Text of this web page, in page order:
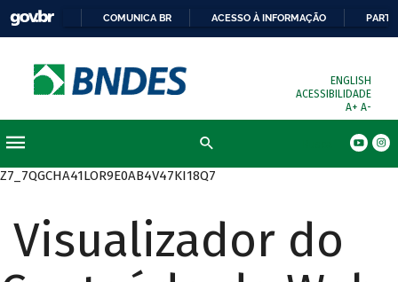
COMUNICA BR ACESSO À INFORMAÇÃO
ENGLISH
ACESSIBILIDADE
A+ A-
Z7_7QGCHA41LOR9E0AB4V47KI18Q7
Visualizador do